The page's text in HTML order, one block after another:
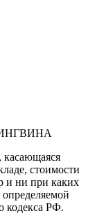
касающаяся
стоимости
и ни при каких
кодекса РФ.